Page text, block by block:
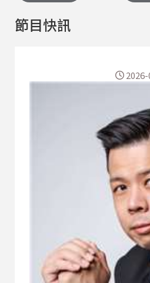
節目快訊